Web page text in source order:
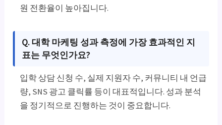
원 전환율이 높아집니다.
Q. 대학 마케팅 성과 측정에 가장 효과적인 지
표는 무엇인가요?
입학 상담 신청 수, 실제 지원자 수, 커뮤니티 내 언급
량, SNS 광고 클릭률 등이 대표적입니다. 성과 분석
을 정기적으로 진행하는 것이 중요합니다.